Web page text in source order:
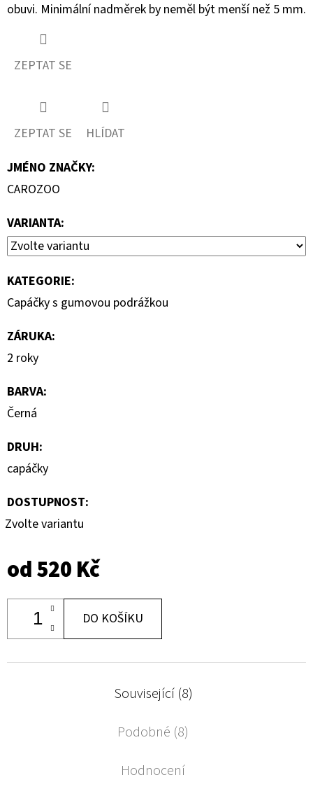
obuvi. Minimální nadměrek by neměl být menší než 5 mm.
ZEPTAT SE
ZEPTAT SE
HLÍDAT
JMÉNO ZNAČKY:
CAROZOO
VARIANTA:
KATEGORIE:
Capáčky s gumovou podrážkou
ZÁRUKA:
2 roky
BARVA:
Černá
DRUH:
capáčky
DOSTUPNOST:
Zvolte variantu
od520 Kč
DO KOŠÍKU
Související (8)
Podobné (8)
Hodnocení